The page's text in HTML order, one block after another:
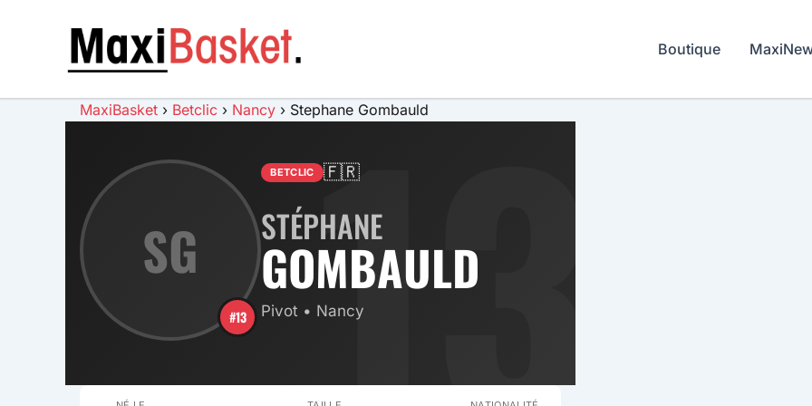
Boutique
MaxiBasket › Betclic › Nancy › Stephane Gombauld
13
SG
#13
BETCLIC 🇫🇷
STÉPHANE
GOMBAULD
Pivot • Nancy